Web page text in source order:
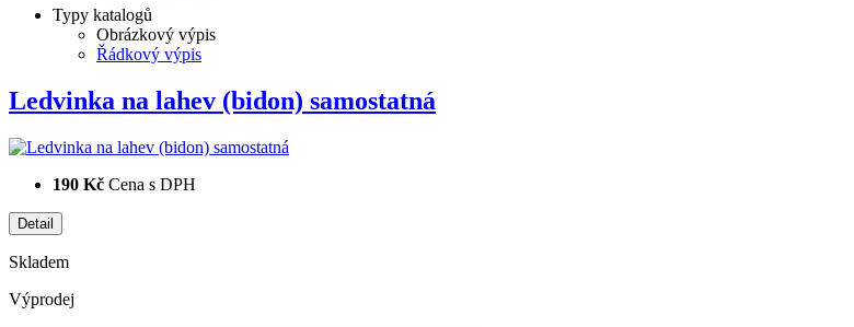
Typy katalogů
Obrázkový výpis
Řádkový výpis
Ledvinka na lahev (bidon) samostatná
190 Kč Cena s DPH
Skladem
Výprodej